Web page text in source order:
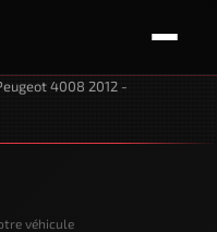
4008 2012 -
véhicule